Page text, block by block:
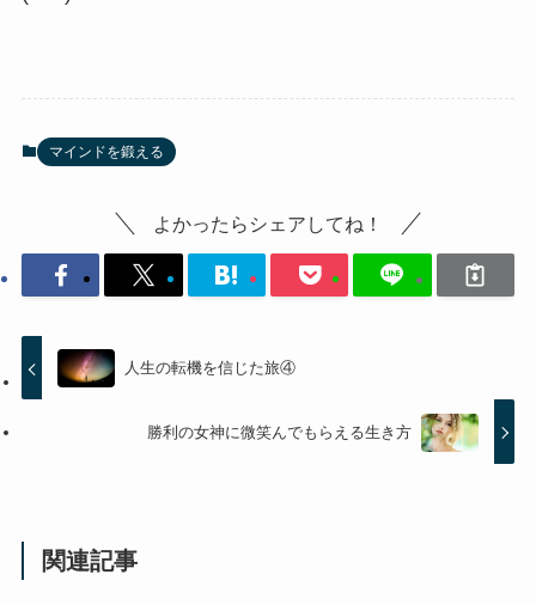
マインドを鍛える
よかったらシェアしてね！
人生の転機を信じた旅④
勝利の女神に微笑んでもらえる生き方
関連記事